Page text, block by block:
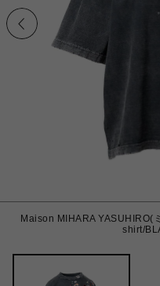
Maison MIHARA YASUHIRO(
shirt/